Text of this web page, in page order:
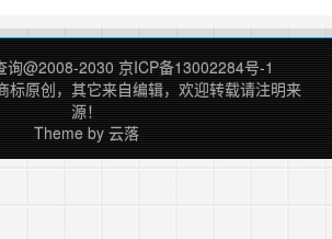
推广服务等，感觉到我们作网站时都要考虑全
些。 现在的网络推广都是基于网站推广，网
广首于是建好网站，以前自己作站时，只是注
网站，当然也注意在内容上推广，但没有……
询@2008-2030 京ICP备13002284号-1
标原创，其它来自编辑，欢迎转载请注明来
源！
Theme by 云落